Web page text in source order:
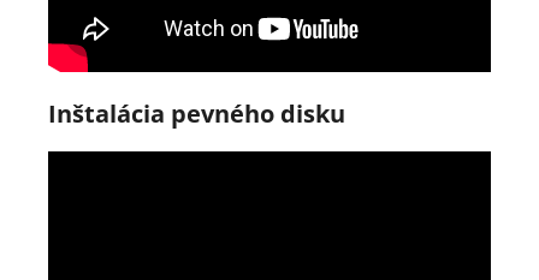
Inštalácia pevného disku